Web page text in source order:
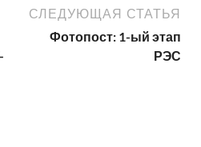
СЛЕДУЮЩАЯ СТАТЬЯ
Фотопост: 1-ый этап
РЭС